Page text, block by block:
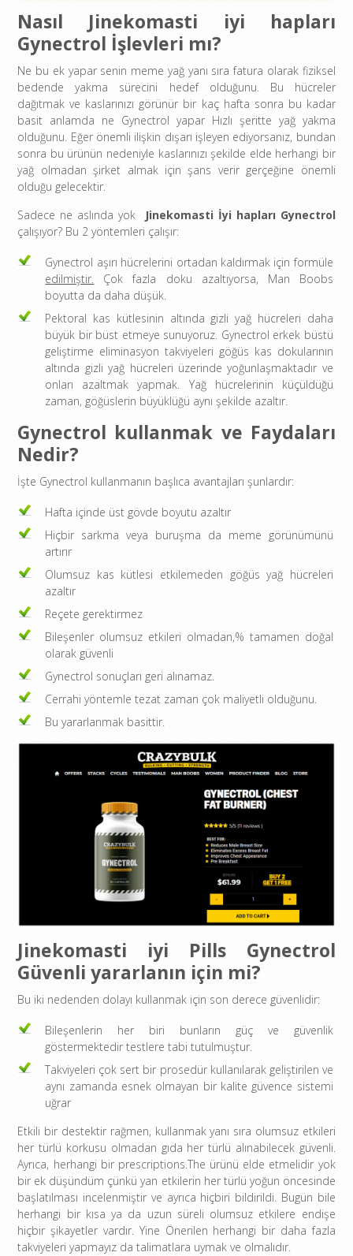
Nasıl Jinekomasti iyi hapları
Gynectrol İşlevleri mı?
Ne bu ek yapar senin meme yağ yanı sıra fatura olarak fiziksel
bedende yakma sürecini hedef olduğunu. Bu hücreler
dağıtmak ve kaslarınızı görünür bir kaç hafta sonra bu kadar
basit anlamda ne Gynectrol yapar Hızlı şeritte yağ yakma
olduğunu. Eğer önemli ilişkin dışarı işleyen ediyorsanız, bundan
sonra bu ürünün nedeniyle kaslarınızı şekilde elde herhangi bir
yağ olmadan şirket almak için şans verir gerçeğine önemli
olduğu gelecektir.
Sadece ne aslında yok
Jinekomasti İyi hapları Gynectrol
çalışıyor? Bu 2 yöntemleri çalışır:
Gynectrol aşırı hücrelerini ortadan kaldırmak için formüle
edilmiştir.
Çok fazla doku azaltıyorsa, Man Boobs
boyutta da daha düşük.
Pektoral kas kütlesinin altında gizli yağ hücreleri daha
büyük bir büst etmeye sunuyoruz. Gynectrol erkek büstü
geliştirme eliminasyon takviyeleri göğüs kas dokularının
altında gizli yağ hücreleri üzerinde yoğunlaşmaktadır ve
onları azaltmak yapmak. Yağ hücrelerinin küçüldüğü
zaman, göğüslerin büyüklüğü aynı şekilde azaltır.
Gynectrol kullanmak ve Faydaları
Nedir?
İşte Gynectrol kullanmanın başlıca avantajları şunlardır:
Hafta içinde üst gövde boyutu azaltır
Hiçbir sarkma veya buruşma da meme görünümünü
artırır
Olumsuz kas kütlesi etkilemeden göğüs yağ hücreleri
azaltır
Reçete gerektirmez
Bileşenler olumsuz etkileri olmadan,% tamamen doğal
olarak güvenli
Gynectrol sonuçları geri alınamaz.
Cerrahi yöntemle tezat zaman çok maliyetli olduğunu.
Bu yararlanmak basittir.
Jinekomasti iyi Pills Gynectrol
Güvenli yararlanın için mi?
Bu iki nedenden dolayı kullanmak için son derece güvenlidir:
Bileşenlerin her biri bunların güç ve güvenlik
göstermektedir testlere tabi tutulmuştur.
Takviyeleri çok sert bir prosedür kullanılarak geliştirilen ve
aynı zamanda esnek olmayan bir kalite güvence sistemi
uğrar
Etkili bir destektir rağmen, kullanmak yanı sıra olumsuz etkileri
her türlü korkusu olmadan gıda her türlü alınabilecek güvenli.
Ayrıca, herhangi bir prescriptions.The ürünü elde etmelidir yok
bir ek düşündüm çünkü yan etkilerin her türlü yoğun öncesinde
başlatılması incelenmiştir ve ayrıca hiçbiri bildirildi. Bugün bile
herhangi bir kısa ya da uzun süreli olumsuz etkilere endişe
hiçbir şikayetler vardır. Yine Önerilen herhangi bir daha fazla
takviyeleri yapmayız da talimatlara uymak ve olmalıdır.